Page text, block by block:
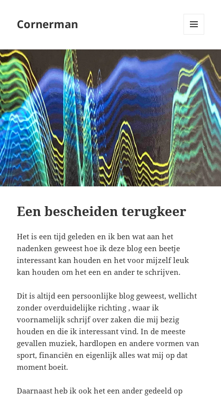
Cornerman
WIDGETS
Een bescheiden terugkeer
Het is een tijd geleden en ik ben wat aan het
nadenken geweest hoe ik deze blog een beetje
interessant kan houden en het voor mijzelf leuk
kan houden om het een en ander te schrijven.
Dit is altijd een persoonlijke blog geweest, wellicht
zonder overduidelijke richting , waar ik
voornamelijk schrijf over zaken die mij bezig
houden en die ik interessant vind. In de meeste
gevallen muziek, hardlopen en andere vormen van
sport, financiën en eigenlijk alles wat mij op dat
moment boeit.
Daarnaast heb ik ook het een ander gedeeld op